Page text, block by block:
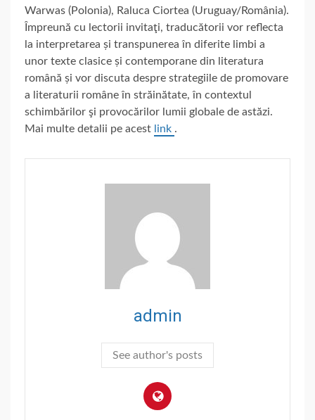
Warwas (Polonia), Raluca Ciortea (Uruguay/România).
Împreună cu lectorii invitaţi, traducătorii vor reflecta
la interpretarea și transpunerea în diferite limbi a
unor texte clasice și contemporane din literatura
română și vor discuta despre strategiile de promovare
a literaturii române în străinătate, în contextul
schimbărilor şi provocărilor lumii globale de astăzi.
Mai multe detalii pe acest link .
admin
See author's posts